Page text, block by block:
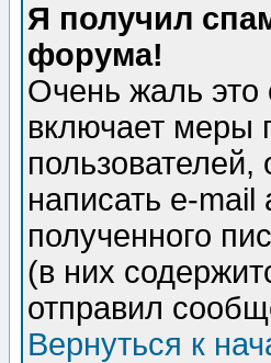
Я получил
форума!
Очень жаль
включает меры
написать e-
полученного
(в них
отправил
Вернуться к